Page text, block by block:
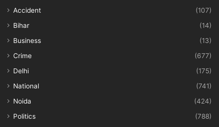
Accident
(107)
Bihar
(14)
Business
(13)
Crime
(677)
Delhi
(175)
National
(741)
Noida
(424)
Politics
(788)